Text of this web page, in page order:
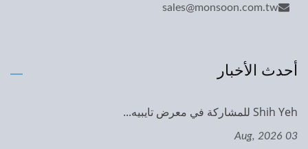
sales@monsoon.com.tw
أحدث الأخبار
Shih Yeh للمشاركة في معرض تايبيه...
03 Aug, 2026